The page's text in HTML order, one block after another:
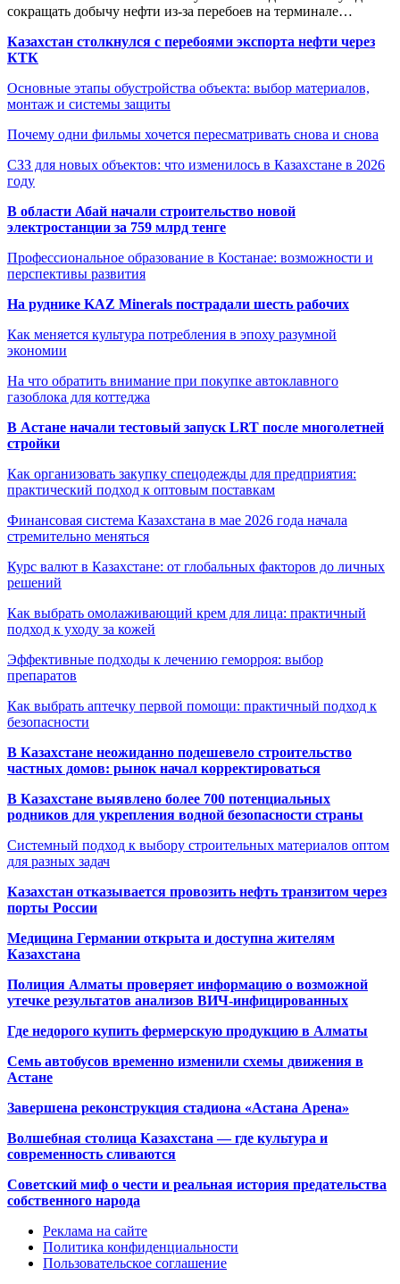
сокращать добычу нефти из-за перебоев на терминале…
Казахстан столкнулся с перебоями экспорта нефти через
КТК
Основные этапы обустройства объекта: выбор материалов,
монтаж и системы защиты
Почему одни фильмы хочется пересматривать снова и снова
СЗЗ для новых объектов: что изменилось в Казахстане в 2026
году
В области Абай начали строительство новой
электростанции за 759 млрд тенге
Профессиональное образование в Костанае: возможности и
перспективы развития
На руднике KAZ Minerals пострадали шесть рабочих
Как меняется культура потребления в эпоху разумной
экономии
На что обратить внимание при покупке автоклавного
газоблока для коттеджа
В Астане начали тестовый запуск LRT после многолетней
стройки
Как организовать закупку спецодежды для предприятия:
практический подход к оптовым поставкам
Финансовая система Казахстана в мае 2026 года начала
стремительно меняться
Курс валют в Казахстане: от глобальных факторов до личных
решений
Как выбрать омолаживающий крем для лица: практичный
подход к уходу за кожей
Эффективные подходы к лечению геморроя: выбор
препаратов
Как выбрать аптечку первой помощи: практичный подход к
безопасности
В Казахстане неожиданно подешевело строительство
частных домов: рынок начал корректироваться
В Казахстане выявлено более 700 потенциальных
родников для укрепления водной безопасности страны
Системный подход к выбору строительных материалов оптом
для разных задач
Казахстан отказывается провозить нефть транзитом через
порты России
Медицина Германии открыта и доступна жителям
Казахстана
Полиция Алматы проверяет информацию о возможной
утечке результатов анализов ВИЧ-инфицированных
Где недорого купить фермерскую продукцию в Алматы
Семь автобусов временно изменили схемы движения в
Астане
Завершена реконструкция стадиона «Астана Арена»
Волшебная столица Казахстана — где культура и
современность сливаются
Советский миф о чести и реальная история предательства
собственного народа
Реклама на сайте
Политика конфиденциальности
Пользовательское соглашение